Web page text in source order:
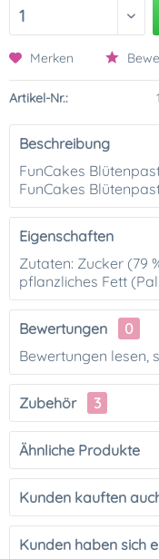
Merken
Artikel-Nr.:
Beschreibung
FunCakes
FunCakes
Eigenschaften
Zutaten: Zucker (79
pflanzliches Fett
Bewertungen
0
Bewertungen lesen,
Zubehör 3
Ähnliche Produkte
Kunden kauften
Kunden haben sich